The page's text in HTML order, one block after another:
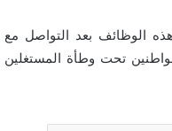
24″، بنفي هذه الوظائف بعد التواصل مع
تحت وطأة المستغلين